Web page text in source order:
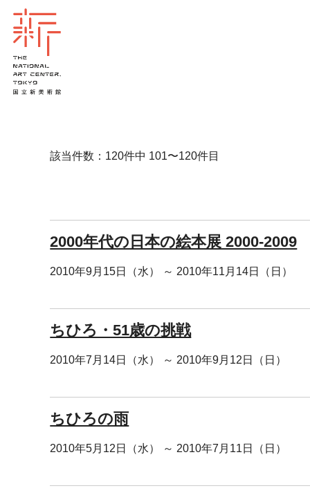
該当件数：120件中 101〜120件目
2000年代の日本の絵本展 2000-2009
2010年9月15日（水） ～ 2010年11月14日（日）
ちひろ・51歳の挑戦
2010年7月14日（水） ～ 2010年9月12日（日）
ちひろの雨
2010年5月12日（水） ～ 2010年7月11日（日）